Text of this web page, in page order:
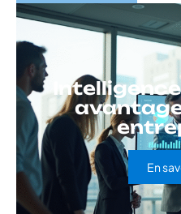
En